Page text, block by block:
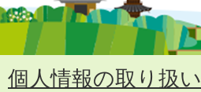
個人情報の取り扱い